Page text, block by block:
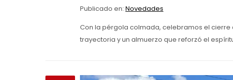
Publicado en: Novedades
Con la pérgola colmada, celebramos el cierre
trayectoria y un almuerzo que reforzó el